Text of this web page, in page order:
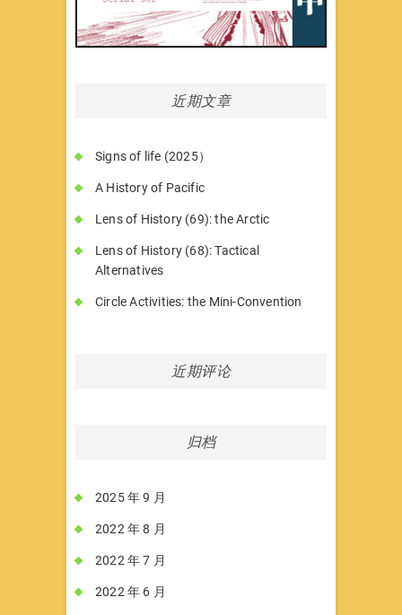
近期文章
Signs of life (2025）
A History of Pacific
Lens of History (69): the Arctic
Lens of History (68): Tactical
Alternatives
Circle Activities: the Mini-Convention
近期评论
归档
2025 年 9 月
2022 年 8 月
2022 年 7 月
2022 年 6 月